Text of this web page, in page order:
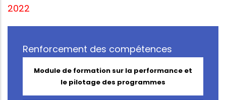
2022
Renforcement des compétences
Module de formation sur la performance et
le pilotage des programmes